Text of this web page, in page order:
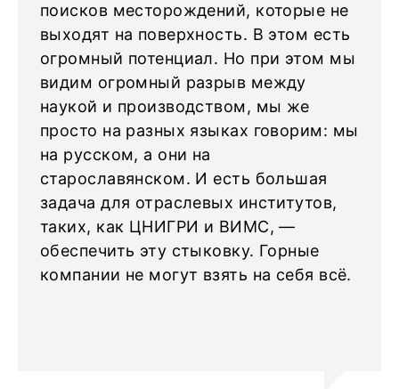
поисков месторождений, которые не
выходят на поверхность. В этом есть
огромный потенциал. Но при этом мы
видим огромный разрыв между
наукой и производством, мы же
просто на разных языках говорим: мы
на русском, а они на
старославянском. И есть большая
задача для отраслевых институтов,
таких, как ЦНИГРИ и ВИМС, —
обеспечить эту стыковку. Горные
компании не могут взять на себя всё.